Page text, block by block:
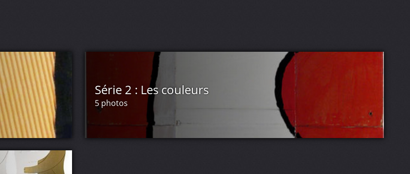
Série 2 : Les couleurs
5 photos